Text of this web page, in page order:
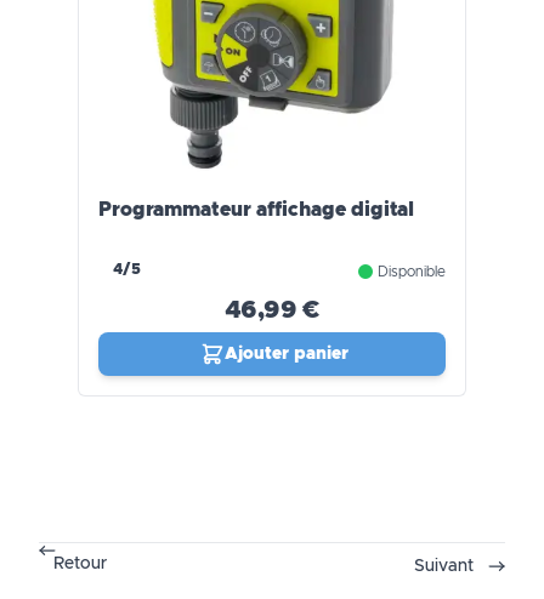
Programmateur affichage digital
4/5 Disponible
46,99 €
Ajouter panier
Retour Suivant